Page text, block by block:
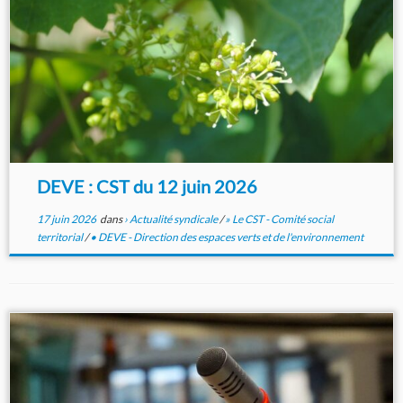
DEVE : CST du 12 juin 2026
17 juin 2026dans› Actualité syndicale/» Le CST - Comité social
territorial/• DEVE - Direction des espaces verts et de l'environnement